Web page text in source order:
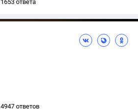
1653 ответа
4947 ответов